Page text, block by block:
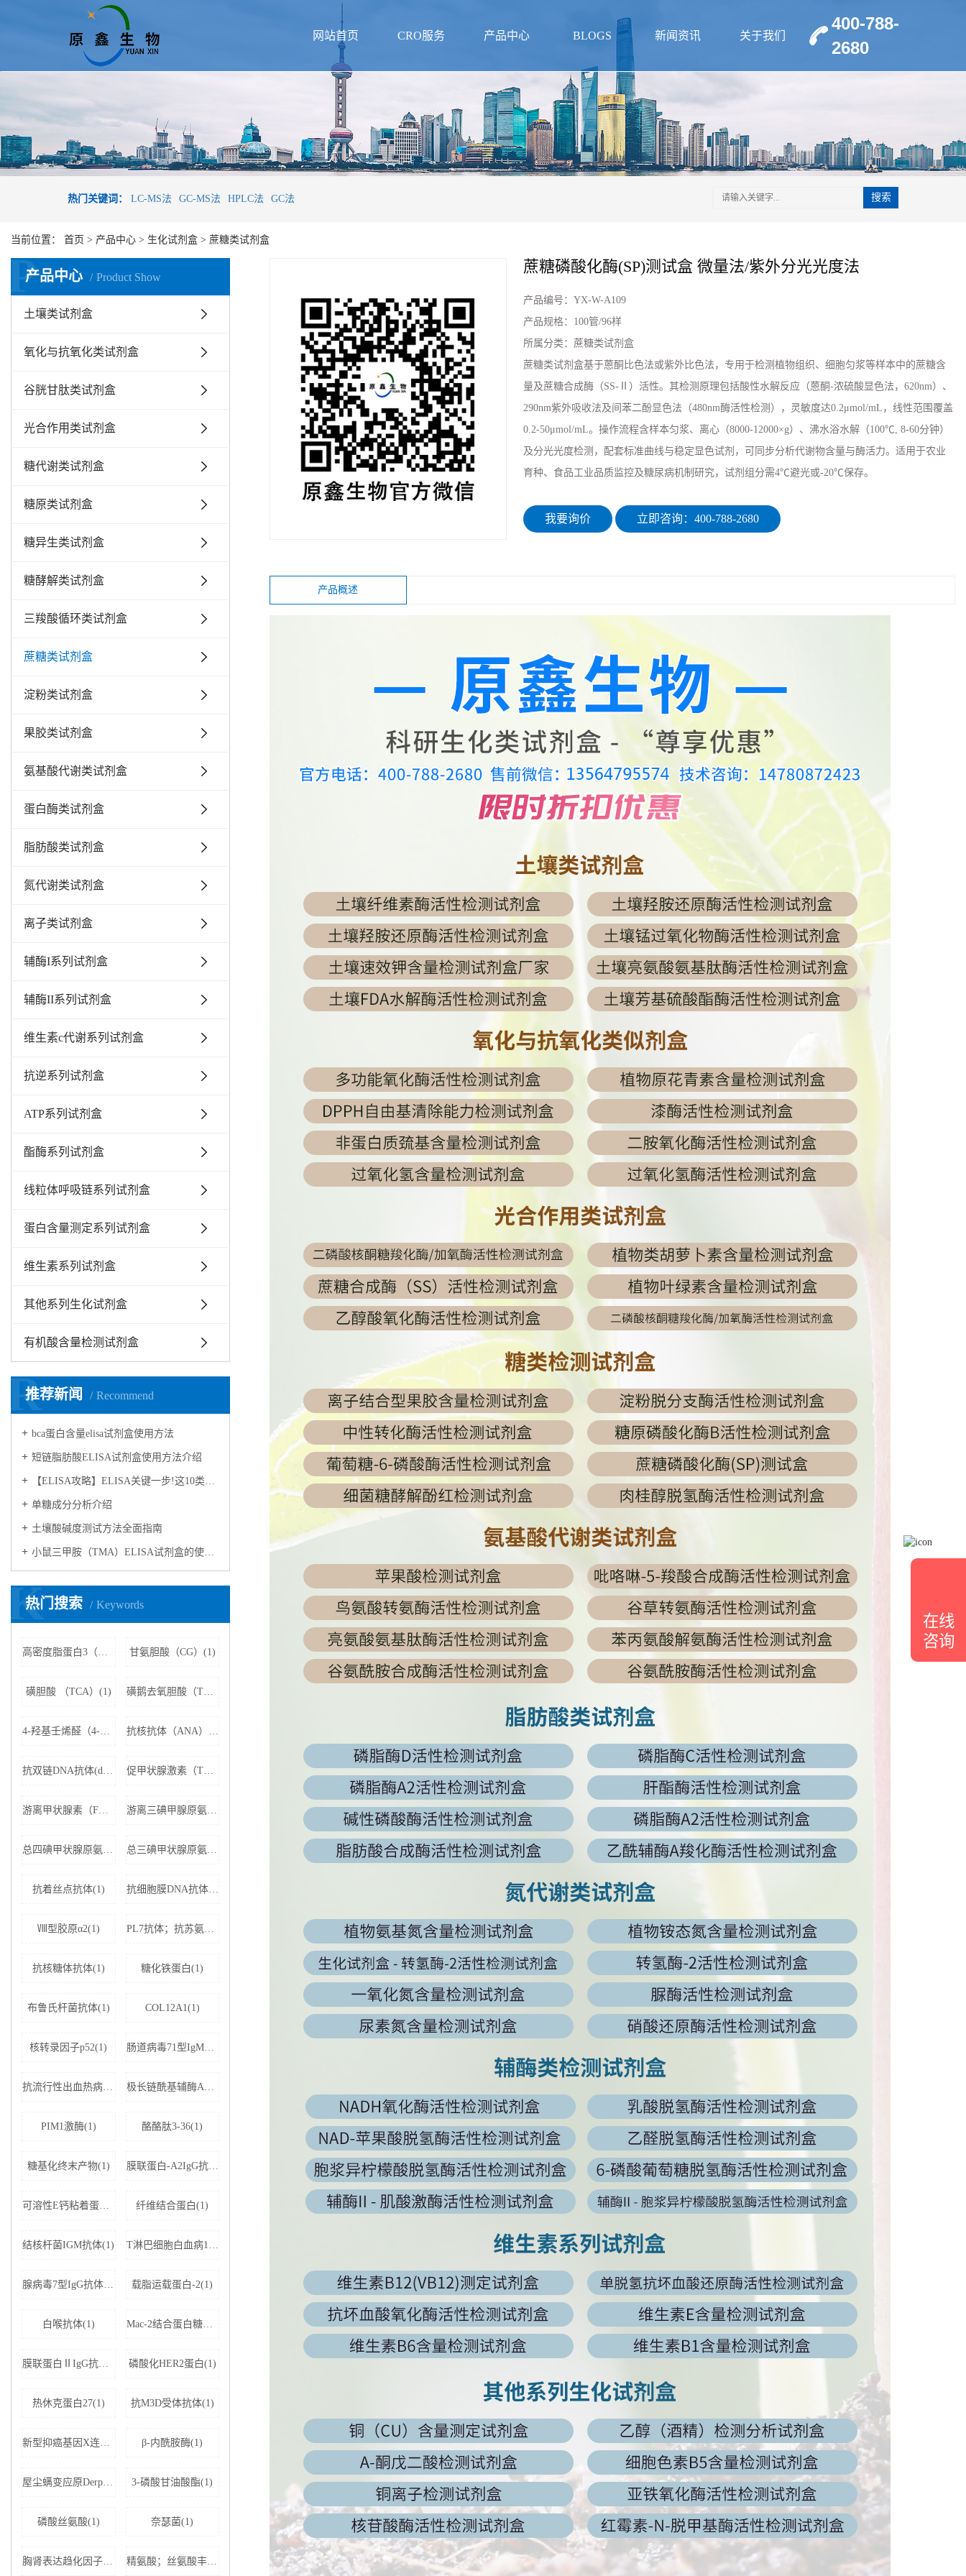
网站首页 CRO服务 产品中心 BLOGS 新闻资讯 关于我们
400-788-
2680
热门关键词： LC-MS法 GC-MS法 HPLC法 GC法 搜索
当前位置： 首页 > 产品中心 > 生化试剂盒 > 蔗糖类试剂盒
产品中心 Product Show
P
土壤类试剂盒
氧化与抗氧化类试剂盒
谷胱甘肽类试剂盒
光合作用类试剂盒
糖代谢类试剂盒
糖原类试剂盒
糖异生类试剂盒
糖酵解类试剂盒
三羧酸循环类试剂盒
蔗糖类试剂盒
淀粉类试剂盒
果胶类试剂盒
氨基酸代谢类试剂盒
蛋白酶类试剂盒
脂肪酸类试剂盒
氮代谢类试剂盒
离子类试剂盒
辅酶I系列试剂盒
辅酶II系列试剂盒
维生素c代谢系列试剂盒
抗逆系列试剂盒
ATP系列试剂盒
酯酶系列试剂盒
线粒体呼吸链系列试剂盒
蛋白含量测定系列试剂盒
维生素系列试剂盒
其他系列生化试剂盒
有机酸含量检测试剂盒
推荐新闻 Recommend
R
bca蛋白含量elisa试剂盒使用方法
短链脂肪酸ELISA试剂盒使用方法介绍
【ELISA攻略】ELISA关键一步!这10类样品要如何处理?
​单糖成分分析介绍
​土壤酸碱度测试方法全面指南
小鼠三甲胺（TMA）ELISA试剂盒的使用方法
热门搜索 Keywords
K
高密度脂蛋白3（HDL3）(1) 甘氨胆酸（CG）(1)
磺胆酸 （TCA）(1) 磺鹅去氧胆酸（TCDCA）(1)
4-羟基壬烯醛（4-HNE）(1) 抗核抗体（ANA）(1)
抗双链DNA抗体(dsDNA)(1) 促甲状腺激素（TSH）(1)
游离甲状腺素（FT4）(1) 游离三碘甲腺原氨酸（FT3）(1)
总四碘甲状腺原氨酸（TT4）(1) 总三碘甲状腺原氨酸（TT3)(1)
抗着丝点抗体(1) 抗细胞膜DNA抗体(1)
Ⅷ型胶原α2(1) PL7抗体；抗苏氨酰tRNA合成酶(1)
抗核糖体抗体(1) 糖化铁蛋白(1)
布鲁氏杆菌抗体(1) COL12A1(1)
核转录因子p52(1) 肠道病毒71型IgM抗体(1)
抗流行性出血热病毒IgM抗体(1) 极长链酰基辅酶A脱氢酶(1)
PIM1激酶(1) 酪酪肽3-36(1)
糖基化终末产物(1) 膜联蛋白-A2IgG抗体(1)
可溶性E钙粘着蛋白;可溶性上皮性钙黏附蛋白(1) 纤维结合蛋白(1)
结核杆菌IGM抗体(1) T淋巴细胞白血病1+2型病毒(1)
腺病毒7型IgG抗体(1) 载脂运载蛋白-2(1)
白喉抗体(1) Mac-2结合蛋白糖基化异构体(1)
膜联蛋白ⅡIgG抗体(1) 磷酸化HER2蛋白(1)
热休克蛋白27(1) 抗M3D受体抗体(1)
新型抑癌基因X连锁凋亡抑制蛋白相关因子-1(1) β-内酰胺酶(1)
屋尘螨变应原Derp1 IgE抗体(1) 3-磷酸甘油酸酯(1)
磷酸丝氨酸(1) 奈瑟菌(1)
胸肾表达趋化因子(1) 精氨酸；丝氨酸丰富剪接因子1(1)
蔗糖磷酸化酶(SP)测试盒 微量法/紫外分光光度法
产品编号： YX-W-A109
产品规格： 100管/96样
所属分类： 蔗糖类试剂盒
蔗糖类试剂盒基于蒽酮比色法或紫外比色法，专用于检测植物组织、细胞匀浆等样本中的蔗糖含
量及蔗糖合成酶（SS-Ⅱ）活性。其检测原理包括酸性水解反应（蒽酮-浓硫酸显色法，620nm）、
290nm紫外吸收法及间苯二酚显色法（480nm酶活性检测），灵敏度达0.2μmol/mL，线性范围覆盖
0.2-50μmol/mL。操作流程含样本匀浆、离心（8000-12000×g）、沸水浴水解（100℃, 8-60分钟）
及分光光度检测，配套标准曲线与稳定显色试剂，可同步分析代谢物含量与酶活力。适用于农业
育种、食品工业品质监控及糖尿病机制研究，试剂组分需4℃避光或-20℃保存。
我要询价 立即咨询：400-788-2680
产品概述
在线
咨询